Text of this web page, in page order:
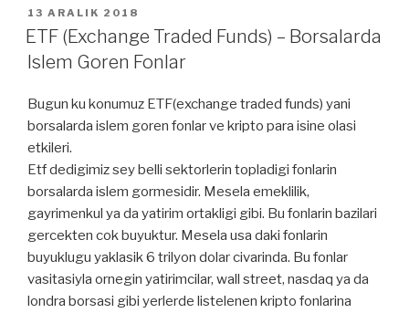
YAYIM
TARIHI
13 ARALIK 2018
ETF (Exchange Traded Funds) – Borsalarda
Islem Goren Fonlar
Bugun ku konumuz ETF(exchange traded funds) yani
borsalarda islem goren fonlar ve kripto para isine olasi
etkileri.
Etf dedigimiz sey belli sektorlerin topladigi fonlarin
borsalarda islem gormesidir. Mesela emeklilik,
gayrimenkul ya da yatirim ortakligi gibi. Bu fonlarin bazilari
gercekten cok buyuktur. Mesela usa daki fonlarin
buyuklugu yaklasik 6 trilyon dolar civarinda. Bu fonlar
vasitasiyla ornegin yatirimcilar, wall street, nasdaq ya da
londra borsasi gibi yerlerde listelenen kripto fonlarina